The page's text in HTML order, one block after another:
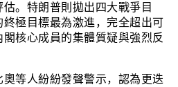
。特朗普則拋出四大戰爭目
極目標最為激進，完全超出可
核心成員的集體質疑與強烈反
等人紛紛發聲警示，認為更迭